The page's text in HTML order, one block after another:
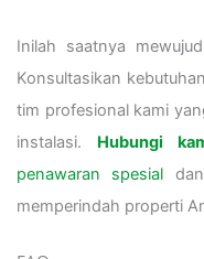
Inilah saatnya
Konsultasikan
tim profesional kami
instalasi. Hubungi
penawaran spesial
memperindah properti